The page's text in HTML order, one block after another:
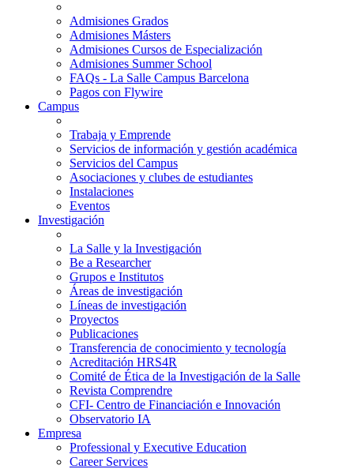
Admisiones Grados
Admisiones Másters
Admisiones Cursos de Especialización
Admisiones Summer School
FAQs - La Salle Campus Barcelona
Pagos con Flywire
Campus
Trabaja y Emprende
Servicios de información y gestión académica
Servicios del Campus
Asociaciones y clubes de estudiantes
Instalaciones
Eventos
Investigación
La Salle y la Investigación
Be a Researcher
Grupos e Institutos
Áreas de investigación
Líneas de investigación
Proyectos
Publicaciones
Transferencia de conocimiento y tecnología
Acreditación HRS4R
Comité de Ética de la Investigación de la Salle
Revista Comprendre
CFI- Centro de Financiación e Innovación
Observatorio IA
Empresa
Professional y Executive Education
Career Services